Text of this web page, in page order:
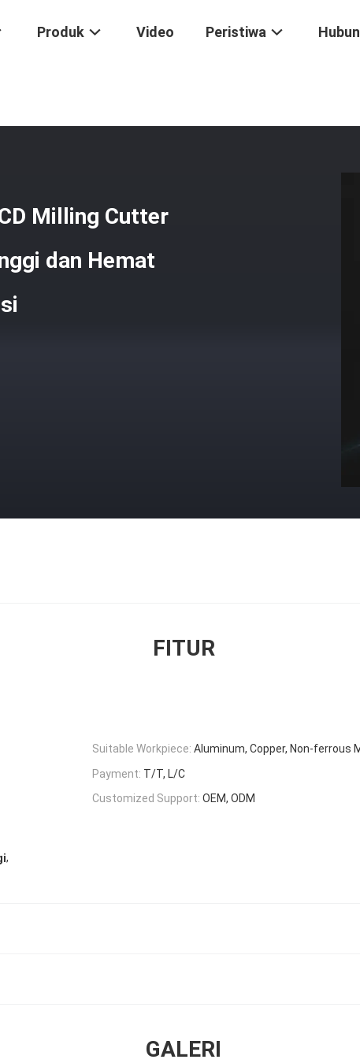
Produk Video Peristiwa
PCD Milling Cutter Dengan Kecepatan Potong Tinggi Dan
Milling Cutter
dan Hemat
FITUR
Suitable Workpiece: Aluminum, Copper, Non-ferrous
Payment: T/T, L/C
Customized Support: OEM, ODM
,
GALERI